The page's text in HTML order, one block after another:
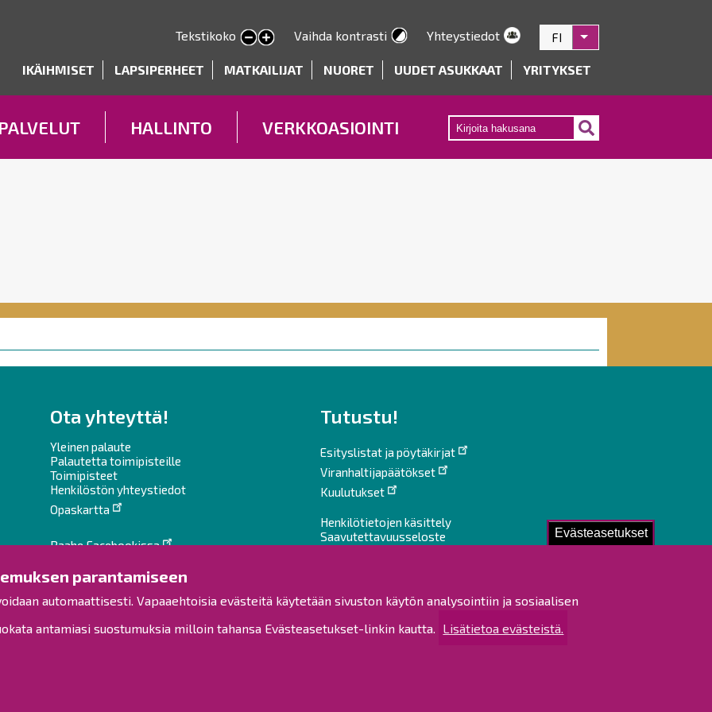
Evästeasetukset
parantamiseen
automaattisesti. Vapaaehtoisia evästeitä käytetään sivuston käytön analysointiin ja sosiaalisen
antamiasi suostumuksia milloin tahansa Evästeasetukset-linkin kautta.
Lisätietoa evästeistä.
pääsisältöön
Tekstikoko
Pienennä tekstin kokoa
Suurenna tekstin kokoa Vaihda kontrasti Yhteystiedot FI Listaa lisätoiminnot
IKÄIHMISET LAPSIPERHEET MATKAILIJAT NUORET UUDET ASUKKAAT YRITYKSET
PALVELUT HALLINTO VERKKOASIOINTI
Ota yhteyttä!
Yleinen palaute
Palautetta toimipisteille
Toimipisteet
Henkilöstön yhteystiedot
Opaskartta
Raahe Facebookissa
Raahe LinkedInissä
Raahe YouTubessa
Tutustu!
Esityslistat ja pöytäkirjat
Viranhaltijapäätökset
Kuulutukset
Henkilötietojen käsittely
Saavutettavuusseloste